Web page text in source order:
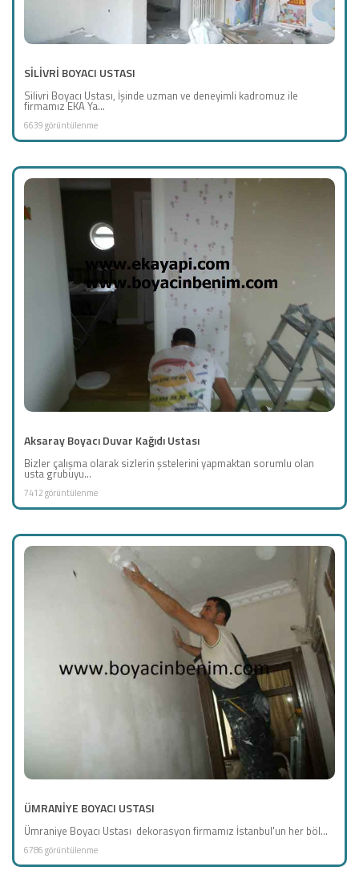
SİLİVRİ BOYACI USTASI
Silivri Boyacı Ustası, İşinde uzman ve deneyimli kadromuz ile
firmamız EKA Ya...
6639 görüntülenme
Aksaray Boyacı Duvar Kağıdı Ustası
Bizler çalışma olarak sizlerin şstelerini yapmaktan sorumlu olan
usta grubuyu...
7412 görüntülenme
ÜMRANİYE BOYACI USTASI
Ümraniye Boyacı Ustası dekorasyon firmamız İstanbul'un her böl...
6786 görüntülenme